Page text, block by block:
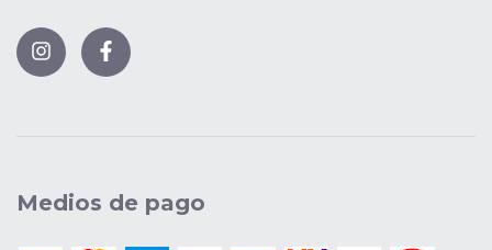
Medios de pago